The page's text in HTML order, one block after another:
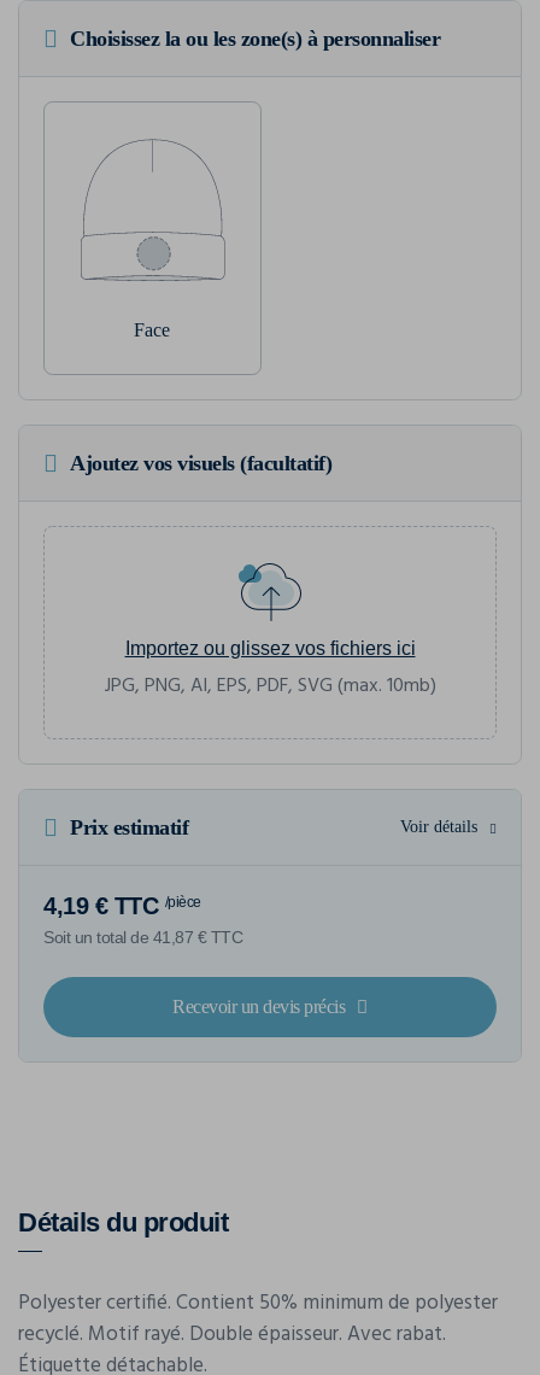
Choisissez la ou les zone(s) à personnaliser
Face
Ajoutez vos visuels (facultatif)
Importez ou glissez vos fichiers ici
JPG, PNG, AI, EPS, PDF, SVG (max. 10mb)
Prix estimatif Voir détails
4,19 € TTC /pièce
Soit un total de 41,87 € TTC
Recevoir un devis précis
Détails du produit
Polyester certifié. Contient 50% minimum de polyester
recyclé. Motif rayé. Double épaisseur. Avec rabat.
Étiquette détachable.